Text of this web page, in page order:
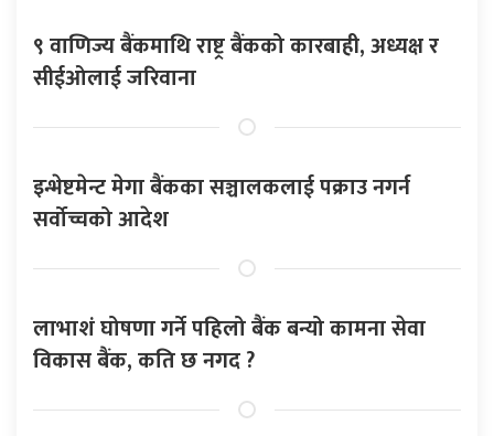
९ वाणिज्य बैंकमाथि राष्ट्र बैंकको कारबाही, अध्यक्ष र
सीईओलाई जरिवाना
इन्भेष्टमेन्ट मेगा बैंकका सञ्चालकलाई पक्राउ नगर्न
सर्वोच्चको आदेश
लाभाशं घोषणा गर्ने पहिलो बैंक बन्यो कामना सेवा
विकास बैंक, कति छ नगद ?